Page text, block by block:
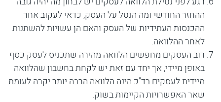
ההחזר החודשי ומה הנטל על העסק, כדאי לעקוב אחר
ההכנסות העתידיות של העסק והאם הן עשויות להשתנות
לאחר ההלוואה.
רוב העסקים מחפשים הלוואה מהירה שתכניס לעסק כסף
באופן מיידי, אך יחד עם זאת יש לקחת בחשבון שהלוואה
מיידית לעסקים בד"כ הינה הלוואה הרבה יותר יקרה לעומת
שאר האפשרויות הקיימות בשוק.